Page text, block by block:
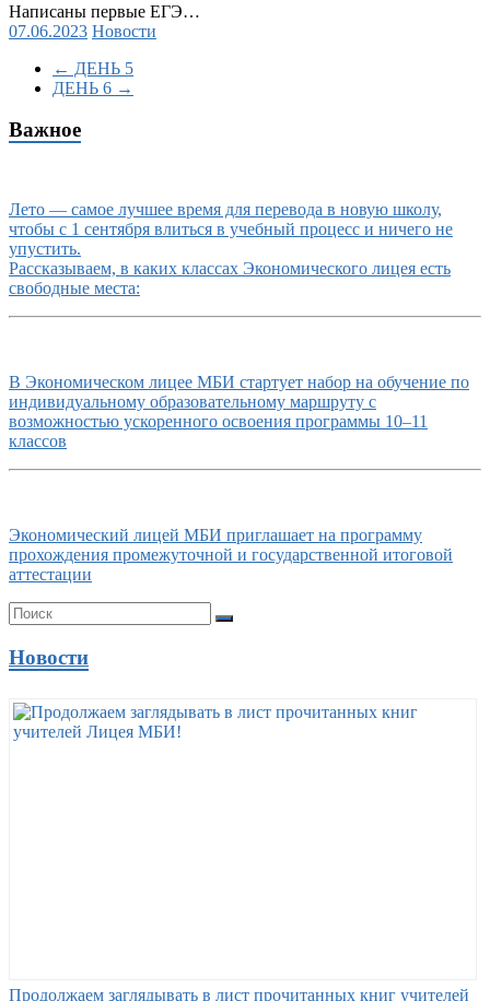
Написаны первые ЕГЭ…
07.06.2023 Новости
← ДЕНЬ 5
ДЕНЬ 6 →
Важное
Лето — самое лучшее время для перевода в новую школу,
чтобы с 1 сентября влиться в учебный процесс и ничего не
упустить.
Рассказываем, в каких классах Экономического лицея есть
свободные места:
В Экономическом лицее МБИ стартует набор на обучение по
индивидуальному образовательному маршруту с
возможностью ускоренного освоения программы 10–11
классов
Экономический лицей МБИ приглашает на программу
прохождения промежуточной и государственной итоговой
аттестации
Новости
Продолжаем заглядывать в лист прочитанных книг учителей